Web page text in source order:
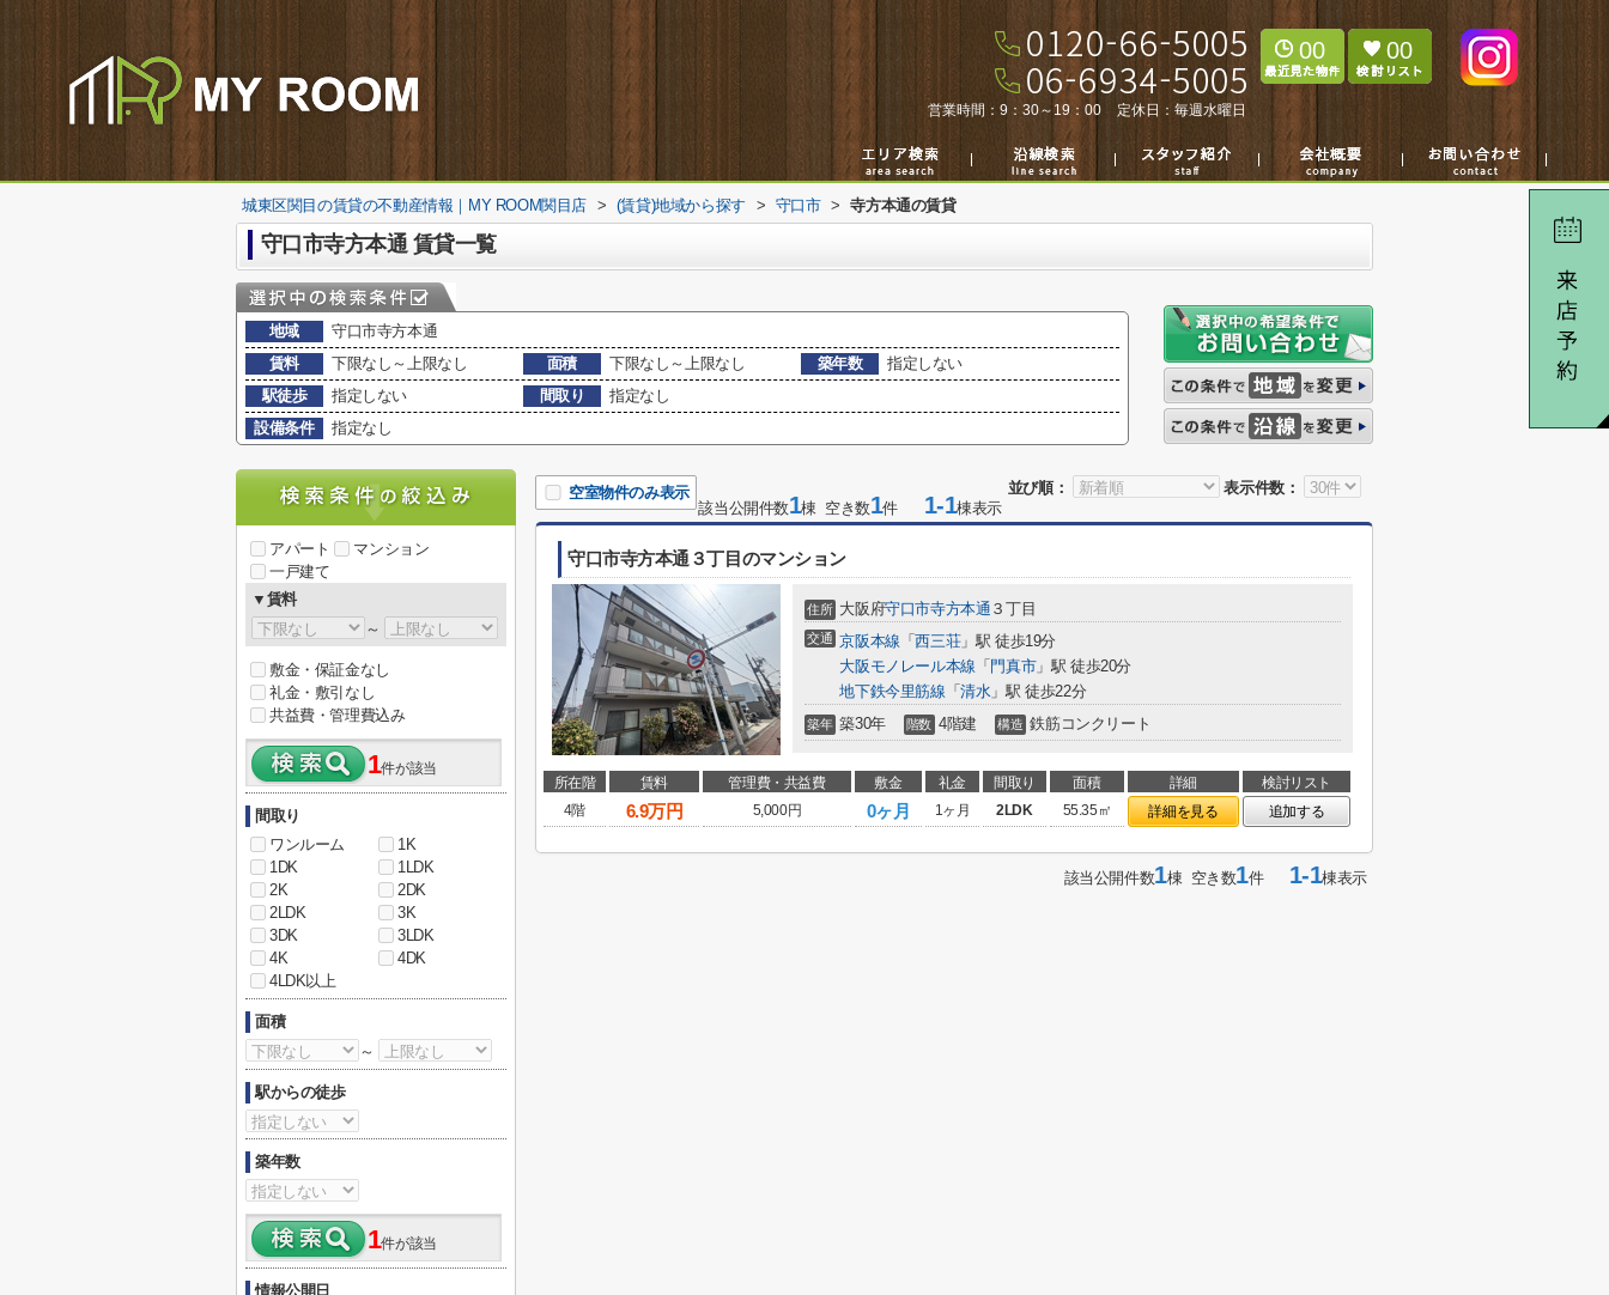
営業時間： 9：30～19：00 定休日： 毎週水曜日
00 00
城東区関目の賃貸の不動産情報｜MY ROOM関目店 > (賃貸)地域から探す > 守口市 > 寺方本通の賃貸
守口市寺方本通 賃貸一覧
地域
守口市寺方本通
賃料
下限なし～上限なし 面積 下限なし～上限なし 築年数
指定しない
駅徒歩
指定しない 間取り
指定なし
設備条件
指定なし
並び順： 表示件数：
空室物件のみ表示
該当公開件数1棟 空き数1件 1-1棟表示
守口市寺方本通３丁目のマンション
住所 大阪府守口市寺方本通 ３丁目
交通 京阪本線 「西三荘」駅 徒歩19分
大阪モノレール本線 「 門真市」駅 徒歩20分
地下鉄今里筋線 「清水」駅 徒歩22分
築年 築30年 階数 4階建 構造 鉄筋コンクリート
所在階 賃料 管理費・共益費 敷金 礼金 間取り 面積 詳細
検討リスト
4階
6.9万円 5,000円 0ヶ月 1ヶ月 2LDK 55.35㎡ 詳細を見る 追加する
該当公開件数1棟 空き数1件1-1棟表示
アパート
マンション
一戸建て
▼賃料
～
敷金・保証金なし
礼金・敷引なし
共益費・管理費込み
1件が該当
間取り
ワンルーム
1K
1DK
1LDK
2K
2DK
2LDK
3K
3DK
3LDK
4K
4DK
4LDK以上
面積
～
駅からの徒歩
築年数
1件が該当
情報公開日